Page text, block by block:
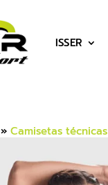
ISSER
»Camisetas técnicas